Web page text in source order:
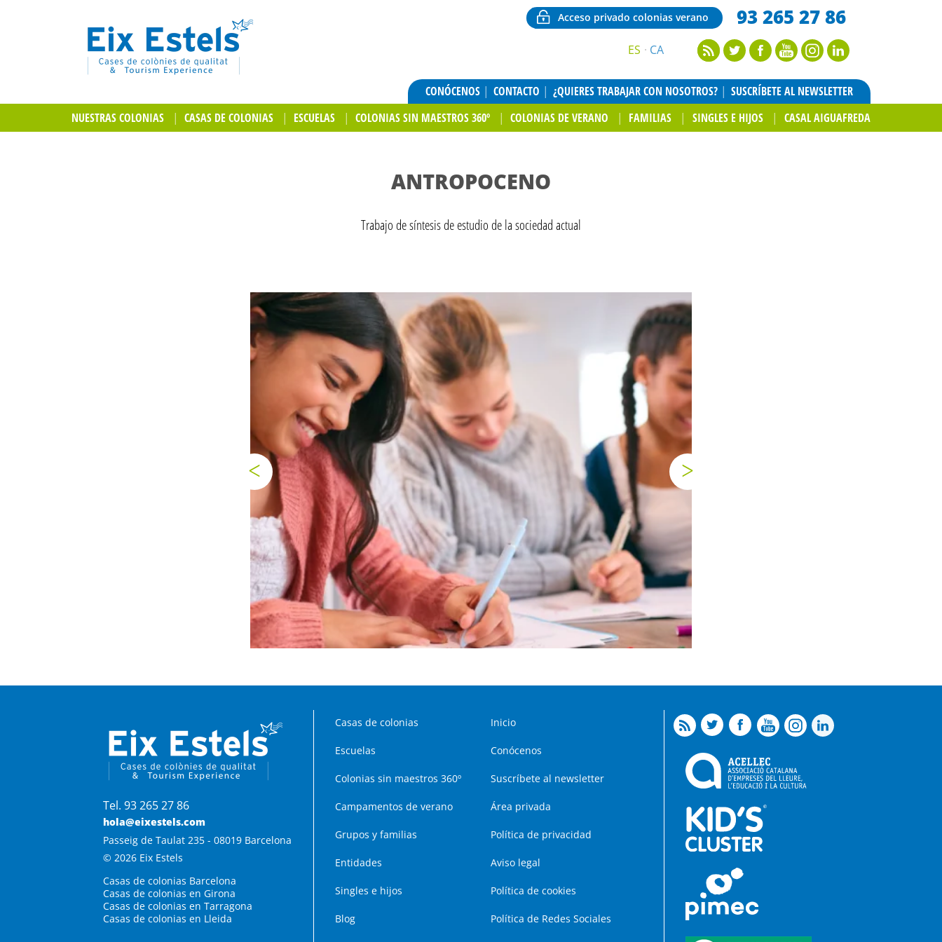
Acceso privado colonias verano 93 265 27 86
ES CA
CONÓCENOS CONTACTO ¿QUIERES TRABAJAR CON NOSOTROS?
SUSCRÍBETE AL NEWSLETTER
NUESTRAS COLONIAS
CASAS DE COLONIAS ESCUELAS COLONIAS SIN MAESTROS 360º COLONIAS DE VERANO FAMILIAS SINGLES E HIJOS CASAL AIGUAFREDA
ANTROPOCENO
Trabajo de síntesis de estudio de la sociedad actual
Tel. 93 265 27 86
hola@eixestels.com
Passeig de Taulat 235 - 08019 Barcelona
© 2026 Eix Estels
Casas de colonias Barcelona
Casas de colonias en Girona
Casas de colonias en Tarragona
Casas de colonias en Lleida
Casas de colonias Inicio
Escuelas Conócenos
Colonias sin maestros 360º Suscríbete al newsletter
Campamentos de verano Área privada
Grupos y familias Política de privacidad
Entidades Aviso legal
Singles e hijos Política de cookies
Blog Política de Redes Sociales